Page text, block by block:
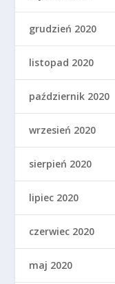
grudzień 2020
listopad 2020
październik 2020
wrzesień 2020
sierpień 2020
lipiec 2020
czerwiec 2020
maj 2020